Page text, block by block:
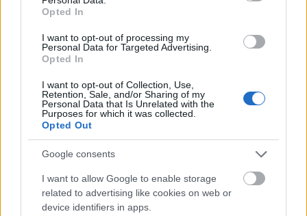
Opted In
I want to opt-out of processing my
Personal Data for Targeted Advertising.
Opted In
I want to opt-out of Collection, Use,
Retention, Sale, and/or Sharing of my
Personal Data that Is Unrelated with the
Purposes for which it was collected.
Opted Out
Google consents
I want to allow Google to enable storage
related to advertising like cookies on web or
device identifiers in apps.
Budapest Parkban
Az ország egyik legnagyobb táncházas eseménye
ötödik jubileumához érkezett. Ami 2021-ben egy
különleges kísérletként indult, mára a Budapest ...